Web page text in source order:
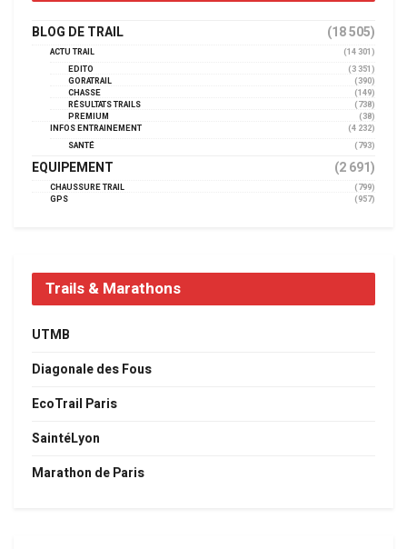
BLOG DE TRAIL (18 505)
ACTU TRAIL
(14 301)
EDITO
(3 351)
GORATRAIL
(390)
CHASSE
(149)
RÉSULTATS TRAILS
(738)
PREMIUM
(38)
INFOS ENTRAINEMENT
(4 232)
SANTÉ
(793)
EQUIPEMENT (2 691)
CHAUSSURE TRAIL
(799)
GPS
(957)
Trails & Marathons
UTMB
Diagonale des Fous
EcoTrail Paris
SaintéLyon
Marathon de Paris